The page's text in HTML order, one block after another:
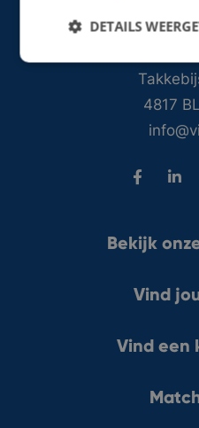
4817
Bekijk
Vind
Vind een
DETAILS